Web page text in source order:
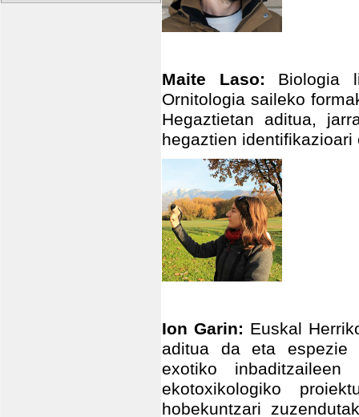
Maite Laso: Biologia
Ornitologia saileko
Hegaztietan aditua,
hegaztien
Ion Garin: Euskal
aditua da eta espezie
exotiko
ekotoxikologiko
hobekuntzari